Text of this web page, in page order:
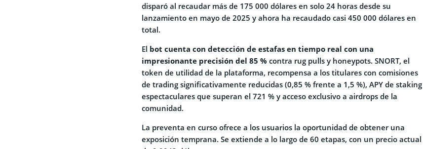
disparó al recaudar más de 175 000 dólares en solo 24 horas desde su
lanzamiento en mayo de 2025 y ahora ha recaudado casi 450 000 dólares en
total.
El bot cuenta con detección de estafas en tiempo real con una
impresionante precisión del 85 % contra rug pulls y honeypots. SNORT, el
token de utilidad de la plataforma, recompensa a los titulares con comisiones
de trading significativamente reducidas (0,85 % frente a 1,5 %), APY de staking
espectaculares que superan el 721 % y acceso exclusivo a airdrops de la
comunidad.
La preventa en curso ofrece a los usuarios la oportunidad de obtener una
exposición temprana. Se extiende a lo largo de 60 etapas, con un precio actual